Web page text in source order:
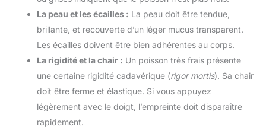
La peau et les écailles : La peau doit être tendue,
brillante, et recouverte d’un léger mucus transparent.
Les écailles doivent être bien adhérentes au corps.
La rigidité et la chair : Un poisson très frais présente
une certaine rigidité cadavérique (rigor mortis). Sa chair
doit être ferme et élastique. Si vous appuyez
légèrement avec le doigt, l’empreinte doit disparaître
rapidement.